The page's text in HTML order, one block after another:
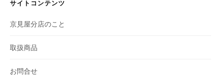
サイトコンテンツ
京見屋分店のこと
取扱商品
お問合せ